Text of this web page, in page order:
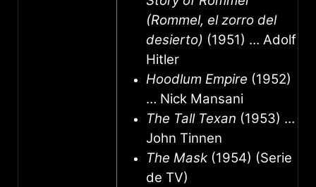
(Rommel, el zorro del
desierto) (1951) … Adolf
Hitler
Hoodlum Empire (1952)
… Nick Mansani
The Tall Texan (1953) …
John Tinnen
The Mask (1954) (Serie
de TV)